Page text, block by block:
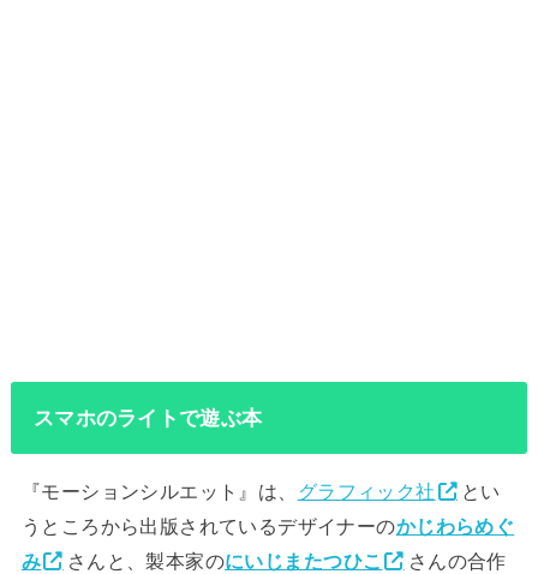
スマホのライトで遊ぶ本
『モーションシルエット』は、 グラフィック社
とい
うところから出版されているデザイナーのかじわらめぐ
み
さんと、製本家のにいじまたつひこ
さんの合作